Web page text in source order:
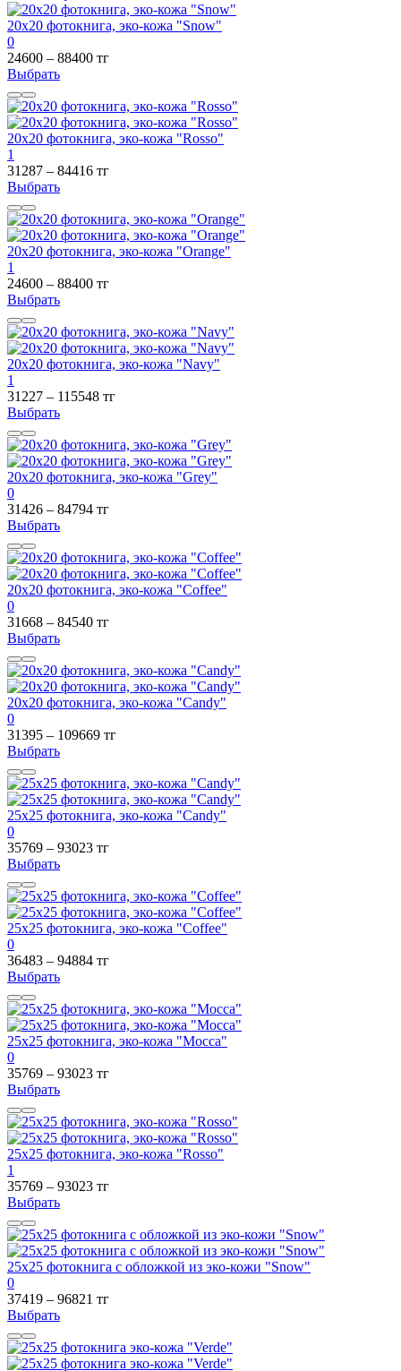
20х20 фотокнига, эко-кожа "Snow"
0
24600 – 88400 тг
Выбрать
20х20 фотокнига, эко-кожа "Rosso"
1
31287 – 84416 тг
Выбрать
20х20 фотокнига, эко-кожа "Orange"
1
24600 – 88400 тг
Выбрать
20х20 фотокнига, эко-кожа "Navy"
1
31227 – 115548 тг
Выбрать
20х20 фотокнига, эко-кожа "Grey"
0
31426 – 84794 тг
Выбрать
20х20 фотокнига, эко-кожа "Coffee"
0
31668 – 84540 тг
Выбрать
20х20 фотокнига, эко-кожа "Candy"
0
31395 – 109669 тг
Выбрать
25х25 фотокнига, эко-кожа "Candy"
0
35769 – 93023 тг
Выбрать
25х25 фотокнига, эко-кожа "Coffee"
0
36483 – 94884 тг
Выбрать
25х25 фотокнига, эко-кожа "Mocca"
0
35769 – 93023 тг
Выбрать
25х25 фотокнига, эко-кожа "Rosso"
1
35769 – 93023 тг
Выбрать
25х25 фотокнига с обложкой из эко-кожи "Snow"
0
37419 – 96821 тг
Выбрать